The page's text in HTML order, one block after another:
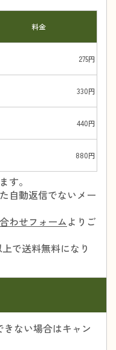
料金
275円
330円
440円
880円
す。
自動返信でないメー
わせフォームよりご
で送料無料になり
ない場合はキャン